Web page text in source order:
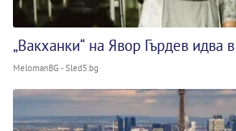
„Вакханки“ на Явор Гърдев идва
MelomanBG - Sled5.bg